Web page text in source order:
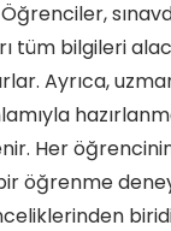
tüm bilgileri
Ayrıca,
Her
öğrenme